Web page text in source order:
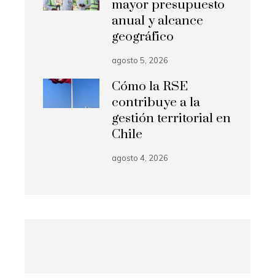
mayor presupuesto
anual y alcance
geográfico
agosto 5, 2026
Cómo la RSE
contribuye a la
gestión territorial en
Chile
agosto 4, 2026